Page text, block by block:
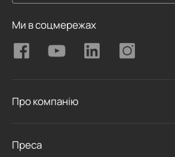
Ми в соцмережах
Про компанію
Преса